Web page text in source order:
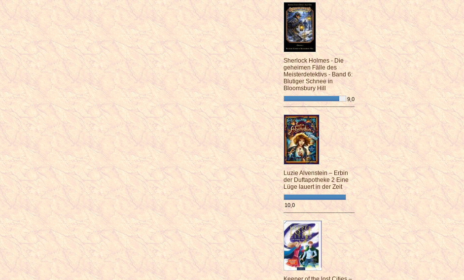
Sherlock Holmes - Die
geheimen Fälle des
Meisterdetektivs - Band 6:
Blutiger Schnee in
Bloomsbury Hill
9,0
¯¯¯¯¯¯¯¯¯¯¯¯¯¯¯¯¯¯¯¯¯¯¯¯
Luzie Alvenstein – Erbin
der Duftapotheke 2 Eine
Lüge lauert in der Zeit
10,0
¯¯¯¯¯¯¯¯¯¯¯¯¯¯¯¯¯¯¯¯¯¯¯¯